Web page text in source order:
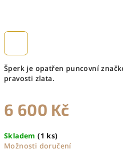
Šperk je opatřen puncovní
pravosti zlata.
6 600 Kč
cena:
Skladem(1 ks)
Možnosti doručení